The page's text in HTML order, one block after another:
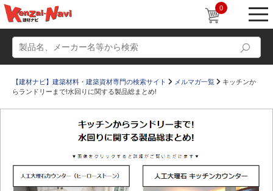
0
ショールーム
かたなび コラム
【建材ナビ】建築材料・建築資材専門の検索サイト メルマガ一覧
キッチンか
らランドリーまで!水回りに関する製品総まとめ!